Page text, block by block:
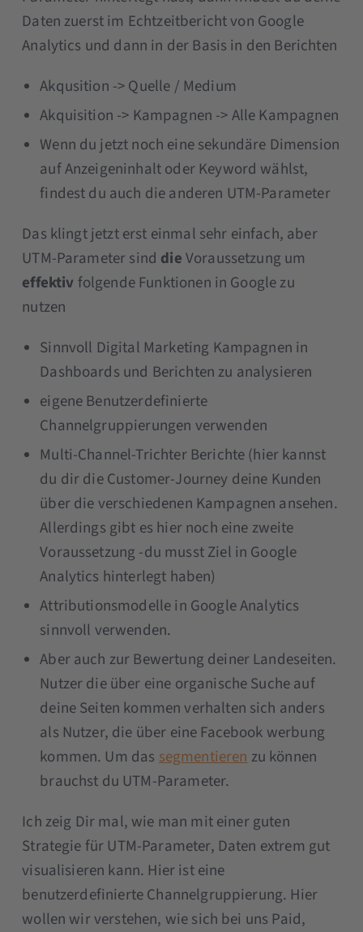
Daten zuerst im Echtzeitbericht von Google
Analytics und dann in der Basis in den Berichten
Akqusition -> Quelle / Medium
Akquisition -> Kampagnen -> Alle Kampagnen
Wenn du jetzt noch eine sekundäre Dimension
auf Anzeigeninhalt oder Keyword wählst,
findest du auch die anderen UTM-Parameter
Das klingt jetzt erst einmal sehr einfach, aber
UTM-Parameter sind dieVoraussetzung um
effektivfolgende Funktionen in Google zu
nutzen
Sinnvoll Digital Marketing Kampagnen in
Dashboards und Berichten zu analysieren
eigene Benutzerdefinierte
Channelgruppierungen verwenden
Multi-Channel-Trichter Berichte (hier kannst
du dir die Customer-Journey deine Kunden
über die verschiedenen Kampagnen ansehen.
Allerdings gibt es hier noch eine zweite
Voraussetzung -du musst Ziel in Google
Analytics hinterlegt haben)
Attributionsmodelle in Google Analytics
sinnvoll verwenden.
Aber auch zur Bewertung deiner Landeseiten.
Nutzer die über eine organische Suche auf
deine Seiten kommen verhalten sich anders
als Nutzer, die über eine Facebook werbung
kommen. Um dassegmentierenzu können
brauchst du UTM-Parameter.
Ich zeig Dir mal, wie man mit einer guten
Strategie für UTM-Parameter, Daten extrem gut
visualisieren kann. Hier ist eine
benutzerdefinierte Channelgruppierung. Hier
wollen wir verstehen, wie sich bei uns Paid,